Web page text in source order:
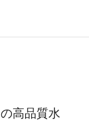
高品質水